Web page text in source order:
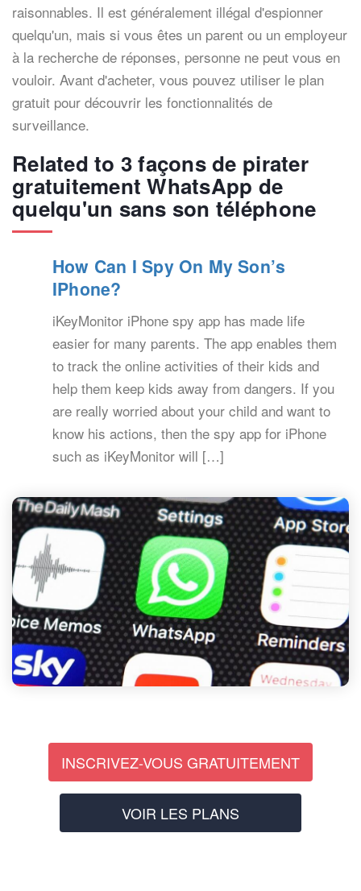
raisonnables. Il est généralement illégal d'espionner
quelqu'un, mais si vous êtes un parent ou un employeur
à la recherche de réponses, personne ne peut vous en
vouloir. Avant d'acheter, vous pouvez utiliser le plan
gratuit pour découvrir les fonctionnalités de
surveillance.
Related to 3 façons de pirater
gratuitement WhatsApp de
quelqu'un sans son téléphone
How Can I Spy On My Son’s
IPhone?
iKeyMonitor iPhone spy app has made life
easier for many parents. The app enables them
to track the online activities of their kids and
help them keep kids away from dangers. If you
are really worried about your child and want to
know his actions, then the spy app for iPhone
such as iKeyMonitor will […]
INSCRIVEZ-VOUS GRATUITEMENT
VOIR LES PLANS